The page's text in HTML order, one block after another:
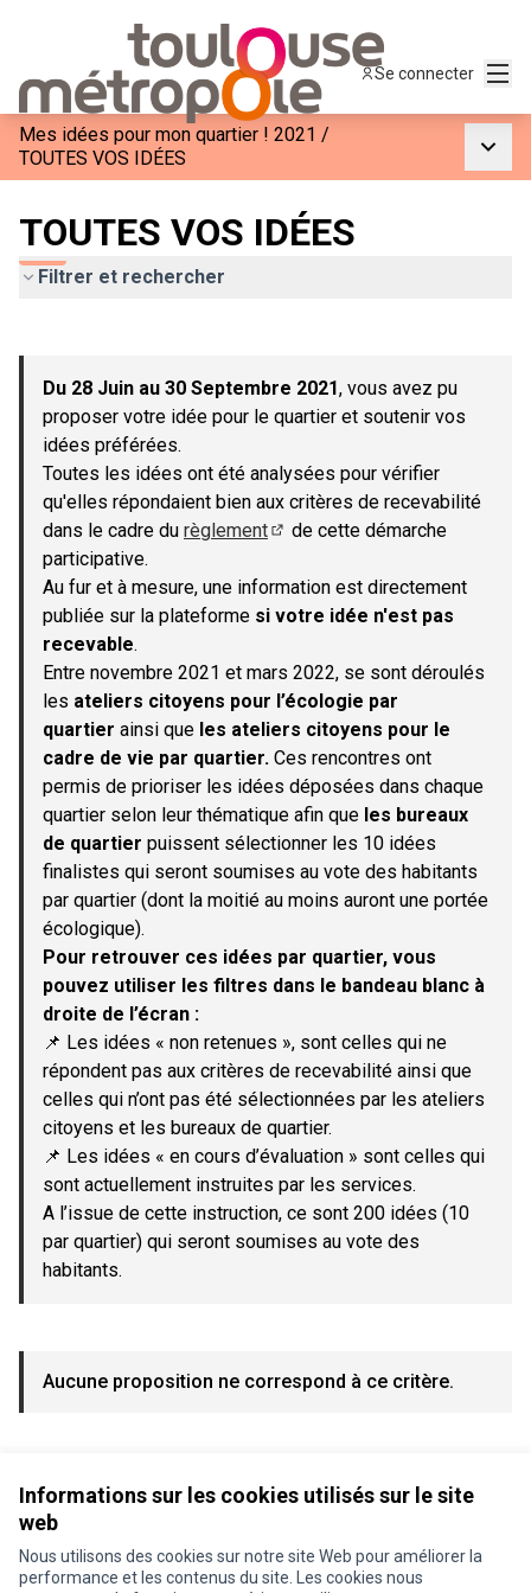
Informations sur les cookies utilisés sur le site
web
Nous utilisons des cookies sur notre site Web pour améliorer la
performance et les contenus du site. Les cookies nous
Se connecter
Mes idées pour mon quartier ! 2021 /
TOUTES VOS IDÉES
TOUTES VOS IDÉES
Filtrer et rechercher
−
Du 28 Juin au 30 Septembre 2021, vous avez pu
proposer votre idée pour le quartier et soutenir vos
idées préférées.
Toutes les idées ont été analysées pour vérifier
qu'elles répondaient bien aux critères de recevabilité
dans le cadre du règlement
de cette démarche
participative.
Au fur et à mesure, une information est directement
publiée sur la plateforme si votre idée n'est pas
recevable.
Entre novembre 2021 et mars 2022, se sont déroulés
les ateliers citoyens pour l’écologie par
quartier ainsi que les ateliers citoyens pour le
cadre de vie par quartier. Ces rencontres ont
permis de prioriser les idées déposées dans chaque
quartier selon leur thématique afin que les bureaux
de quartier puissent sélectionner les 10 idées
finalistes qui seront soumises au vote des habitants
par quartier (dont la moitié au moins auront une portée
écologique).
Pour retrouver ces idées par quartier, vous
pouvez utiliser les filtres dans le bandeau blanc à
droite de l’écran :
📌 Les idées « non retenues », sont celles qui ne
répondent pas aux critères de recevabilité ainsi que
celles qui n’ont pas été sélectionnées par les ateliers
citoyens et les bureaux de quartier.
📌 Les idées « en cours d’évaluation » sont celles qui
sont actuellement instruites par les services.
A l’issue de cette instruction, ce sont 200 idées (10
par quartier) qui seront soumises au vote des
habitants.
Aucune proposition ne correspond à ce critère.
Conditions d'utilisation
Paramètres des cookies